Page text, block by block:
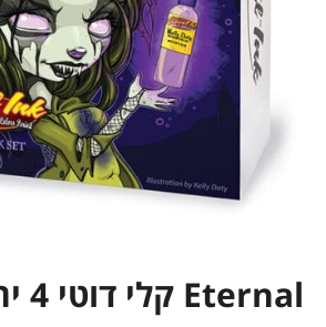
Eternal קלי דוטי 4 יח' 15 מ"ל